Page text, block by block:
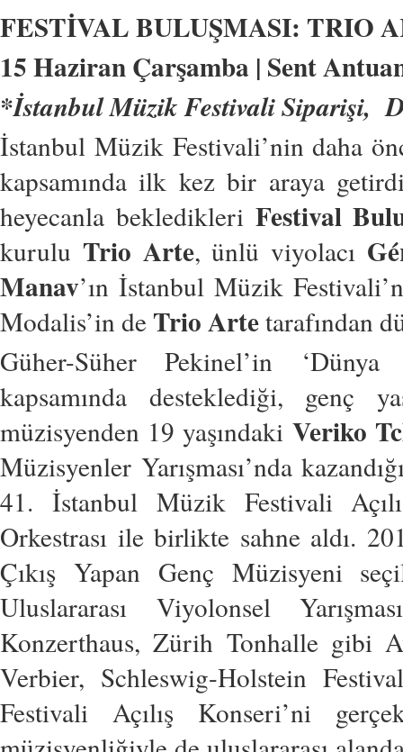
FESTİVAL BULUŞMASI: TRIO
15 Haziran Çarşamba | Sent
*İstanbul Müzik Festivali Siparişi,
İstanbul Müzik Festivali’nin daha
kapsamında ilk kez bir araya
heyecanla bekledikleri Festival
kurulu Trio Arte, ünlü viyolacı
Manav’ın İstanbul Müzik
Modalis’in de Trio Artetarafından
Güher-Süher Pekinel’in
kapsamında desteklediği, genç
müzisyenden 19 yaşındaki Veriko
Müzisyenler Yarışması’nda
41. İstanbul Müzik Festivali
Orkestrası ile birlikte sahne aldı.
Çıkış Yapan Genç Müzisyeni
Uluslararası Viyolonsel
Konzerthaus, Zürih Tonhalle gibi
Verbier, Schleswig-Holstein
Festivali Açılış Konseri’ni